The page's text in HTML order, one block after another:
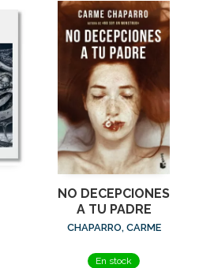
NO DECEPCIONES
A TU PADRE
CHAPARRO, CARME
En stock